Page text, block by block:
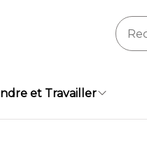
et Travailler